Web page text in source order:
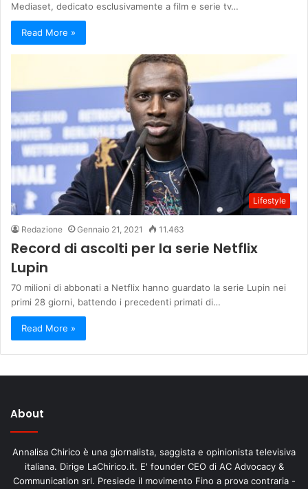
Mediaset, dedicato esclusivamente a film e serie tv…
Read More »
Lifestyle
Redazione Gennaio 21, 2021 11.463
Record di ascolti per la serie Netflix
Lupin
70 milioni di abbonati a Netflix hanno guardato la serie Lupin nei
primi 28 giorni, battendo i precedenti primati di…
Read More »
About
Annalisa Chirico è una giornalista, saggista e opinionista televisiva
italiana. Dirige LaChirico.it. E' founder CEO di AC Advocacy &
Communication srl. Presiede il movimento Fino a prova contraria -